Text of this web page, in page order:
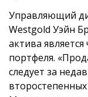
Управляющий
Westgold Уэйн
актива
портфеля.
следует за